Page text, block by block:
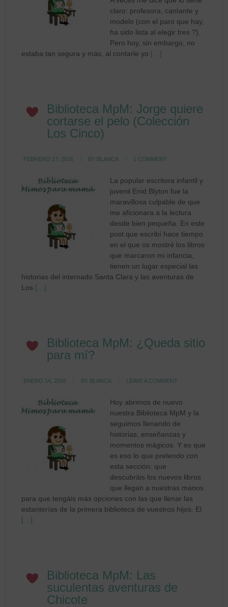
claro: profesora, cantante y
modelo (con el paro que hay,
ha sido lista al elegir tres ?).
Pero hoy, sin embargo, no
estaba tan segura y más, al contarle yo […]
Biblioteca MpM: Jorge quiere
cortarse el pelo (Colección
Los Cinco)
FEBRERO 17, 2016 BY BLANCA 1 COMMENT
La popular escritora infantil y
juvenil Enid Blyton fue la
maravillosa culpable de que
me aficionara a la lectura
desde bien pequeña. En este
post que escribí hace tiempo
en el que os mostré los libros
que marcaron mi infancia,
tienen un lugar especial las
historias del internado Santa Clara y las aventuras de
Los […]
Biblioteca MpM: ¿Queda sitio
para mí?
ENERO 14, 2016 BY BLANCA LEAVE A COMMENT
Hoy abrimos de nuevo
nuestra Biblioteca MpM y la
seguimos llenando de
historias, enseñanzas y
momentos mágicos. Y es que
es eso lo que pretendo con
esta sección: que
descubráis los nuevos libros
que llegan a nuestras manos
para que tengáis más opciones con las que llenar las
estanterías de la primera biblioteca de vuestros hijos. El
[…]
Biblioteca MpM: Las
suculentas aventuras de
Chicote